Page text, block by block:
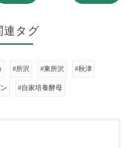
連タグ
#所沢 #東所沢 #秋津
#自家培養酵母